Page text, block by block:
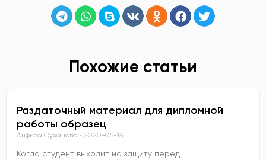
Похожие статьи
Раздаточный материал для дипломной
работы образец
Анфиса Суханова 2020-05-14
Когда студент выходит на защиту перед